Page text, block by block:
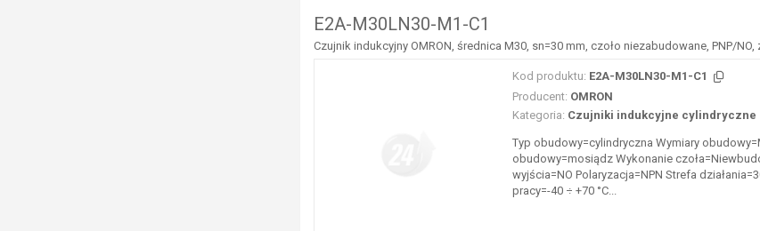
E2A-M30LN30-M1-C1
Czujnik indukcyjny OMRON, średnica M30, sn=30 mm, czoło niezabudowane, PNP/
Kod produktu: E2A-M30LN30-M1-C1
Producent: OMRON
Kategoria: Czujniki indukcyjne cylindryczne
Typ obudowy=cylindryczna Wymiary
obudowy=mosiądz Wykonanie
wyjścia=NO Polaryzacja=NPN Strefa
pracy=-40 ÷ +70 °C...